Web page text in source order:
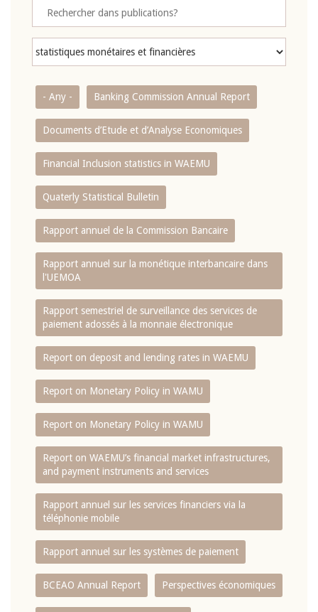
- Any - Banking Commission Annual Report
Documents d’Etude et d’Analyse Economiques
Financial Inclusion statistics in WAEMU
Quaterly Statistical Bulletin
Rapport annuel de la Commission Bancaire
Rapport annuel sur la monétique interbancaire dans
l'UEMOA
Rapport semestriel de surveillance des services de
paiement adossés à la monnaie électronique
Report on deposit and lending rates in WAEMU
Report on Monetary Policy in WAMU
Report on Monetary Policy in WAMU
Report on WAEMU’s financial market infrastructures,
and payment instruments and services
Rapport annuel sur les services financiers via la
téléphonie mobile
Rapport annuel sur les systèmes de paiement
BCEAO Annual Report Perspectives économiques